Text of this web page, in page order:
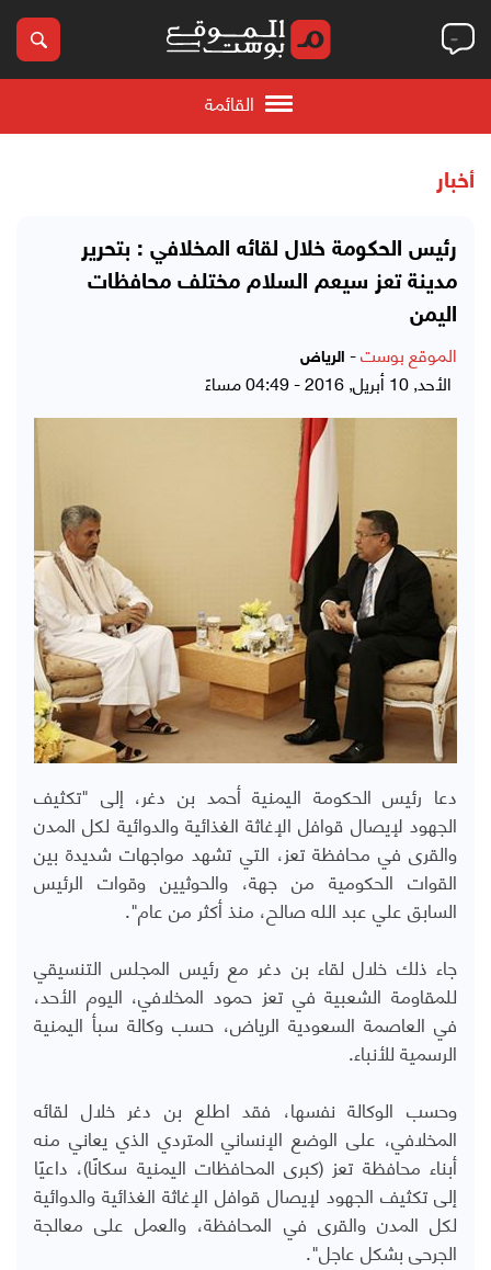
القائمة
أخبار
رئيس الحكومة خلال لقائه المخلافي : بتحرير
مدينة تعز سيعم السلام مختلف محافظات
اليمن
الموقع بوست- الرياض
الأحد, 10 أبريل, 2016 - 04:49 مساءً
دعا رئيس الحكومة اليمنية أحمد بن دغر، إلى "تكثيف
الجهود لإيصال قوافل الإغاثة الغذائية والدوائية لكل المدن
والقرى في محافظة تعز، التي تشهد مواجهات شديدة بين
القوات الحكومية من جهة، والحوثيين وقوات الرئيس
السابق علي عبد الله صالح، منذ أكثر من عام".
جاء ذلك خلال لقاء بن دغر مع رئيس المجلس التنسيقي
للمقاومة الشعبية في تعز حمود المخلافي، اليوم الأحد،
في العاصمة السعودية الرياض، حسب وكالة سبأ اليمنية
الرسمية للأنباء.
وحسب الوكالة نفسها، فقد اطلع بن دغر خلال لقائه
المخلافي، على الوضع الإنساني المتردي الذي يعاني منه
أبناء محافظة تعز (كبرى المحافظات اليمنية سكانًا)، داعيًا
إلى تكثيف الجهود لإيصال قوافل الإغاثة الغذائية والدوائية
لكل المدن والقرى في المحافظة، والعمل على معالجة
الجرحى بشكل عاجل".